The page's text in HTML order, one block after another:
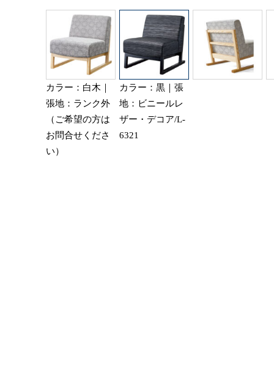
カラー：白木｜
張地：ランク外
（ご希望の方は
お問合せくださ
い）
カラー：黒｜張
地：ビニールレ
ザー・デコア/L-
6321